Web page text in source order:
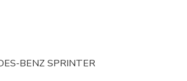
BENZ SPRINTER